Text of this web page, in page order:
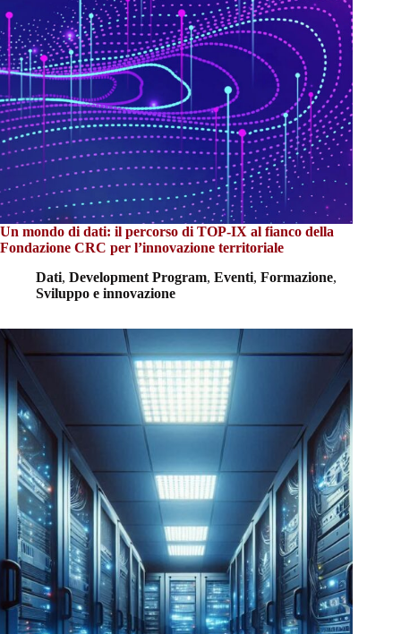
Un mondo di dati: il percorso di TOP-IX al fianco della
Fondazione CRC per l’innovazione territoriale
Dati, Development Program, Eventi, Formazione,
Sviluppo e innovazione